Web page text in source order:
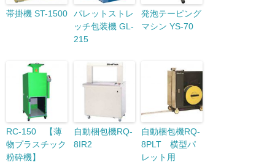
帯掛機 ST-1500
パレットストレ
ッチ包装機 GL-
215
発泡テーピング
マシン YS-70
RC-150 【薄
物プラスチック
粉砕機】
自動梱包機RQ-
8IR2
自動梱包機RQ-
8PLT 横型パ
レット用